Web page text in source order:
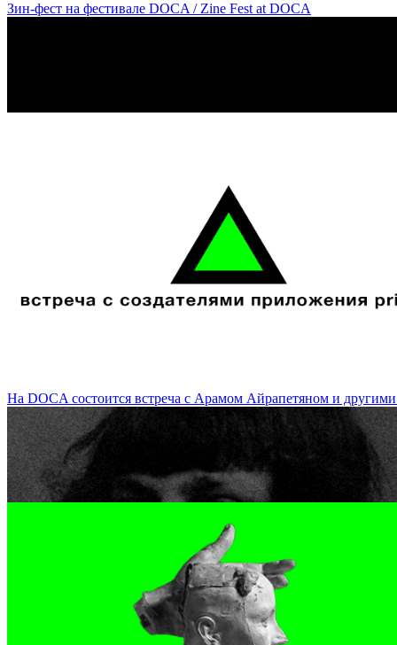
Зин-фест на фестивале DOCA / Zine Fest at DOCA
«Место преступления» часть 2 от арт-центра
На DOCA состоится встреча с Арамом Айрапетяном и